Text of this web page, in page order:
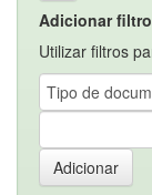
Adicionar
Utilizar filtros